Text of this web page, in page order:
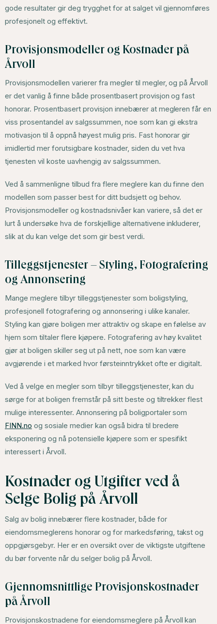
gode resultater gir deg trygghet for at salget vil gjennomføres
profesjonelt og effektivt.
Provisjonsmodeller og Kostnader på
Årvoll
Provisjonsmodellen varierer fra megler til megler, og på Årvoll
er det vanlig å finne både prosentbasert provisjon og fast
honorar. Prosentbasert provisjon innebærer at megleren får en
viss prosentandel av salgssummen, noe som kan gi ekstra
motivasjon til å oppnå høyest mulig pris. Fast honorar gir
imidlertid mer forutsigbare kostnader, siden du vet hva
tjenesten vil koste uavhengig av salgssummen.
Ved å sammenligne tilbud fra flere meglere kan du finne den
modellen som passer best for ditt budsjett og behov.
Provisjonsmodeller og kostnadsnivåer kan variere, så det er
lurt å undersøke hva de forskjellige alternativene inkluderer,
slik at du kan velge det som gir best verdi.
Tilleggstjenester – Styling, Fotografering
og Annonsering
Mange meglere tilbyr tilleggstjenester som boligstyling,
profesjonell fotografering og annonsering i ulike kanaler.
Styling kan gjøre boligen mer attraktiv og skape en følelse av
hjem som tiltaler flere kjøpere. Fotografering av høy kvalitet
gjør at boligen skiller seg ut på nett, noe som kan være
avgjørende i et marked hvor førsteinntrykket ofte er digitalt.
Ved å velge en megler som tilbyr tilleggstjenester, kan du
sørge for at boligen fremstår på sitt beste og tiltrekker flest
mulige interessenter. Annonsering på boligportaler som
FINN.no og sosiale medier kan også bidra til bredere
eksponering og nå potensielle kjøpere som er spesifikt
interessert i Årvoll.
Kostnader og Utgifter ved å
Selge Bolig på Årvoll
Salg av bolig innebærer flere kostnader, både for
eiendomsmeglerens honorar og for markedsføring, takst og
oppgjørsgebyr. Her er en oversikt over de viktigste utgiftene
du bør forvente når du selger bolig på Årvoll.
Gjennomsnittlige Provisjonskostnader
på Årvoll
Provisjonskostnadene for eiendomsmeglere på Årvoll kan